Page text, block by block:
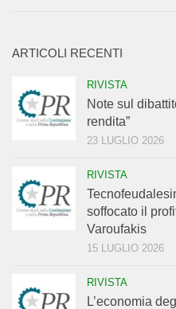
ARTICOLI RECENTI
RIVISTA
Note sul
rendita”
23 LUGLIO 2026
RIVISTA
soffocato il
Varoufakis
15 LUGLIO 2026
RIVISTA
L’economia